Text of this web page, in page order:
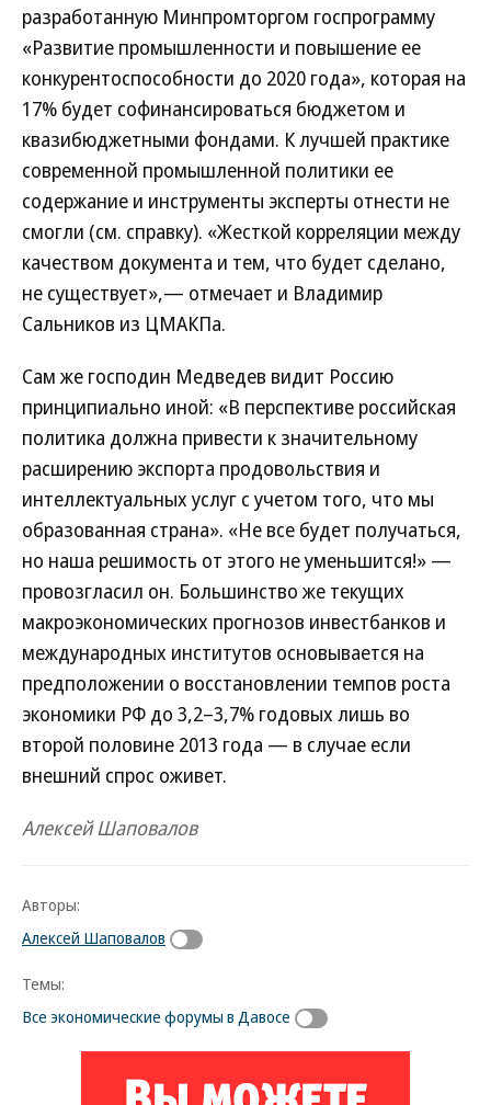
разработанную Минпромторгом госпрограмму
«Развитие промышленности и повышение ее
конкурентоспособности до 2020 года», которая на
17% будет софинансироваться бюджетом и
квазибюджетными фондами. К лучшей практике
современной промышленной политики ее
содержание и инструменты эксперты отнести не
смогли (см. справку). «Жесткой корреляции между
качеством документа и тем, что будет сделано,
не существует»,— отмечает и Владимир
Сальников из ЦМАКПа.
Сам же господин Медведев видит Россию
принципиально иной: «В перспективе российская
политика должна привести к значительному
расширению экспорта продовольствия и
интеллектуальных услуг с учетом того, что мы
образованная страна». «Не все будет получаться,
но наша решимость от этого не уменьшится!» —
провозгласил он. Большинство же текущих
макроэкономических прогнозов инвестбанков и
международных институтов основывается на
предположении о восстановлении темпов роста
экономики РФ до 3,2–3,7% годовых лишь во
второй половине 2013 года — в случае если
внешний спрос оживет.
Алексей Шаповалов
Авторы:
Алексей Шаповалов
Темы:
Все экономические форумы в Давосе